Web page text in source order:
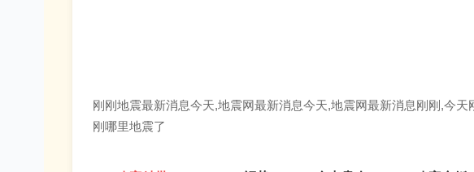
刚刚地震最新消息今天,地震网最新消息今天,地震网最新消息刚刚,今天
刚哪里地震了